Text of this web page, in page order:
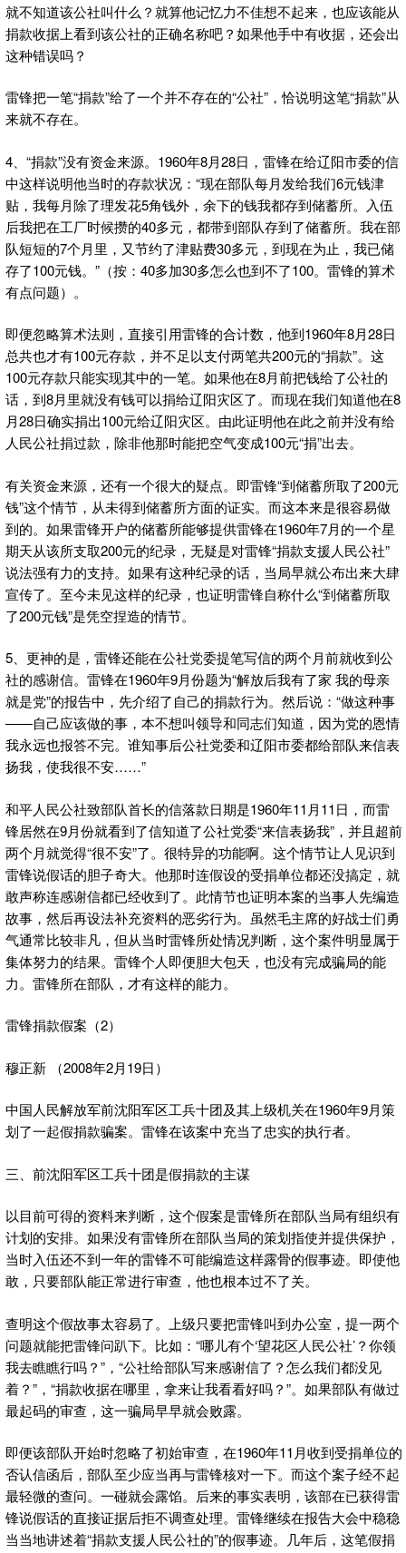
就不知道该公社叫什么？就算他记忆力不佳想不起来，也应该能从
捐款收据上看到该公社的正确名称吧？如果他手中有收据，还会出
这种错误吗？
雷锋把一笔“捐款”给了一个并不存在的“公社”，恰说明这笔“捐款”从
来就不存在。
4、“捐款”没有资金来源。1960年8月28日，雷锋在给辽阳市委的信
中这样说明他当时的存款状况：“现在部队每月发给我们6元钱津
贴，我每月除了理发花5角钱外，余下的钱我都存到储蓄所。入伍
后我把在工厂时候攒的40多元，都带到部队存到了储蓄所。我在部
队短短的7个月里，又节约了津贴费30多元，到现在为止，我已储
存了100元钱。”（按：40多加30多怎么也到不了100。雷锋的算术
有点问题）。
即便忽略算术法则，直接引用雷锋的合计数，他到1960年8月28日
总共也才有100元存款，并不足以支付两笔共200元的“捐款”。这
100元存款只能实现其中的一笔。如果他在8月前把钱给了公社的
话，到8月里就没有钱可以捐给辽阳灾区了。而现在我们知道他在8
月28日确实捐出100元给辽阳灾区。由此证明他在此之前并没有给
人民公社捐过款，除非他那时能把空气变成100元“捐”出去。
有关资金来源，还有一个很大的疑点。即雷锋“到储蓄所取了200元
钱”这个情节，从未得到储蓄所方面的证实。而这本来是很容易做
到的。如果雷锋开户的储蓄所能够提供雷锋在1960年7月的一个星
期天从该所支取200元的纪录，无疑是对雷锋“捐款支援人民公社”
说法强有力的支持。如果有这种纪录的话，当局早就公布出来大肆
宣传了。至今未见这样的纪录，也证明雷锋自称什么“到储蓄所取
了200元钱”是凭空捏造的情节。
5、更神的是，雷锋还能在公社党委提笔写信的两个月前就收到公
社的感谢信。雷锋在1960年9月份题为“解放后我有了家 我的母亲
就是党”的报告中，先介绍了自己的捐款行为。然后说：“做这种事
——自己应该做的事，本不想叫领导和同志们知道，因为党的恩情
我永远也报答不完。谁知事后公社党委和辽阳市委都给部队来信表
扬我，使我很不安……”
和平人民公社致部队首长的信落款日期是1960年11月11日，而雷
锋居然在9月份就看到了信知道了公社党委“来信表扬我”，并且超前
两个月就觉得“很不安”了。很特异的功能啊。这个情节让人见识到
雷锋说假话的胆子奇大。他那时连假设的受捐单位都还没搞定，就
敢声称连感谢信都已经收到了。此情节也证明本案的当事人先编造
故事，然后再设法补充资料的恶劣行为。虽然毛主席的好战士们勇
气通常比较非凡，但从当时雷锋所处情况判断，这个案件明显属于
集体努力的结果。雷锋个人即便胆大包天，也没有完成骗局的能
力。雷锋所在部队，才有这样的能力。
雷锋捐款假案（2）
穆正新 （2008年2月19日）
中国人民解放军前沈阳军区工兵十团及其上级机关在1960年9月策
划了一起假捐款骗案。雷锋在该案中充当了忠实的执行者。
三、前沈阳军区工兵十团是假捐款的主谋
以目前可得的资料来判断，这个假案是雷锋所在部队当局有组织有
计划的安排。如果没有雷锋所在部队当局的策划指使并提供保护，
当时入伍还不到一年的雷锋不可能编造这样露骨的假事迹。即使他
敢，只要部队能正常进行审查，他也根本过不了关。
查明这个假故事太容易了。上级只要把雷锋叫到办公室，提一两个
问题就能把雷锋问趴下。比如：“哪儿有个‘望花区人民公社’？你领
我去瞧瞧行吗？”，“公社给部队写来感谢信了？怎么我们都没见
着？”，“捐款收据在哪里，拿来让我看看好吗？”。如果部队有做过
最起码的审查，这一骗局早早就会败露。
即便该部队开始时忽略了初始审查，在1960年11月收到受捐单位的
否认信函后，部队至少应当再与雷锋核对一下。而这个案子经不起
最轻微的查问。一碰就会露馅。后来的事实表明，该部在已获得雷
锋说假话的直接证据后拒不调查处理。雷锋继续在报告大会中稳稳
当当地讲述着“捐款支援人民公社的”的假事迹。几年后，这笔假捐